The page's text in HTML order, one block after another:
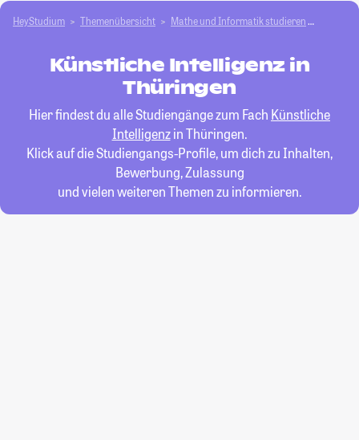
HeyStudium Themenübersicht Mathe und Informatik studieren
Künstliche Intelligenz in
Thüringen
Hier findest du alle Studiengänge zum Fach Künstliche
Intelligenzin Thüringen.
Klick auf die Studiengangs-Profile, um dich zu Inhalten,
Bewerbung, Zulassung
und vielen weiteren Themen zu informieren.